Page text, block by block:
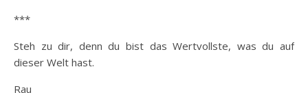
***
Steh zu dir, denn du bist das Wertvollste, was du auf
dieser Welt hast.
Rau